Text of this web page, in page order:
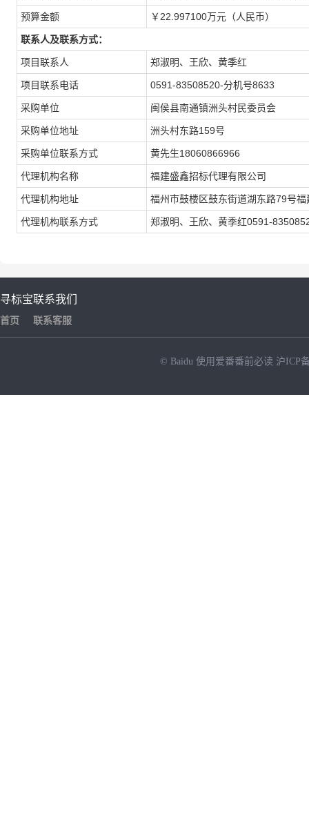
预算金额 ￥22.997100万元（人民币）
联系人及联系方式：
项目联系人 郑淑明、王欣、黄季红
项目联系电话 0591-83508520-分机号8633
采购单位 闽侯县南通镇洲头村民委员会
采购单位地址 洲头村东路159号
采购单位联系方式 黄先生18060866966
代理机构名称 福建盛鑫招标代理有限公司
代理机构地址 福州市鼓楼区鼓东街道湖东路79号
代理机构联系方式 郑淑明、王欣、黄季红0591-
寻标宝
首页
联系我们
联系客服
© Baidu 使用爱番番前必读 沪ICP